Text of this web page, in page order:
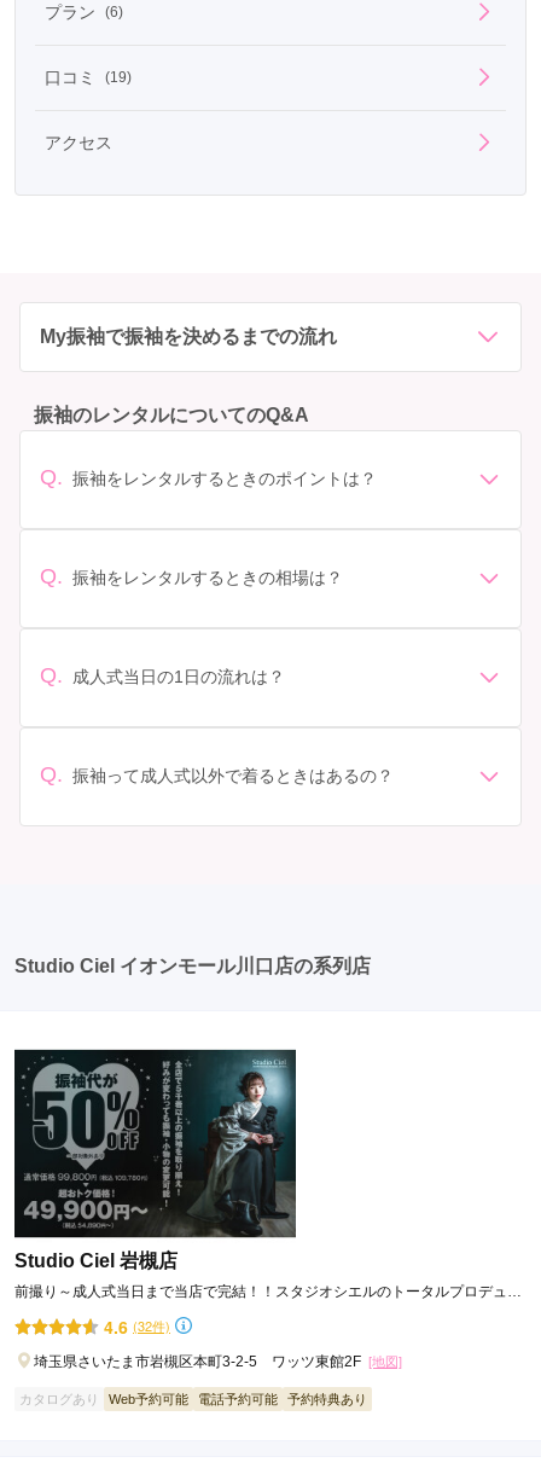
プラン (6)
口コミ (19)
アクセス
My振袖で振袖を決めるまでの流れ
振袖のレンタルについてのQ&A
Q. 振袖をレンタルするときのポイントは？
があります。 サイズ選び: 自分の体型に合ったサイズを
ンタル料金に含まれるもの（小物や帯、草履など）を確
っかり確認しておく必要があります。 お店選び: 評判や
しょう。
Q. 振袖をレンタルするときの相場は？
されています。 高級なものやブランド物になると、それ
Q. 成人式当日の1日の流れは？
人式: 一般的に午前中に成人式が行わる場合が多いです
Q. 振袖って成人式以外で着るときはあるの？
Studio Ciel イオンモール川口店の系列店
Studio Ciel 岩槻店
前撮り～成人式当日まで当店で完結！！スタジオシエルのトータルプロデュー
4.6 (32件)
埼玉県さいたま市岩槻区本町3-2-5 ワッツ東館2F [地図]
カタログあり Web予約可能 電話予約可能 予約特典あり